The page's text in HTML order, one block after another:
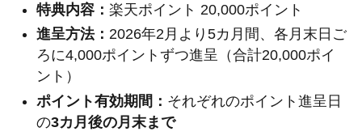
特典内容： 楽天ポイント 20,000ポイント
進呈方法： 2026年2月より5カ月間、各月末日ご
ろに4,000ポイントずつ進呈（合計20,000ポイ
ント）
ポイント有効期間： それぞれのポイント進呈日
の3カ月後の月末まで